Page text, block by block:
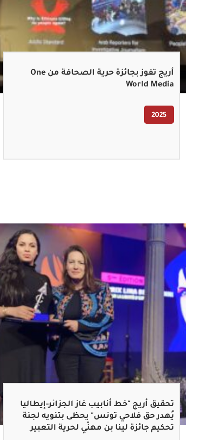
أريج تفوز بجائزة حرية الصحافة من One
World Media
2025
تحقيق أريج "خط أنابيب غاز الجزائر-إيطاليا
يُهدر حق فلاحي تونس" يحظى بتنويه لجنة
تحكيم جائزة لينا بن مهنّي لحرية التعبير